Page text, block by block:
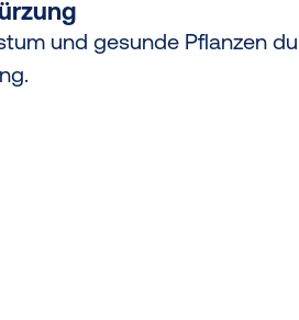
und gesunde Pflanzen